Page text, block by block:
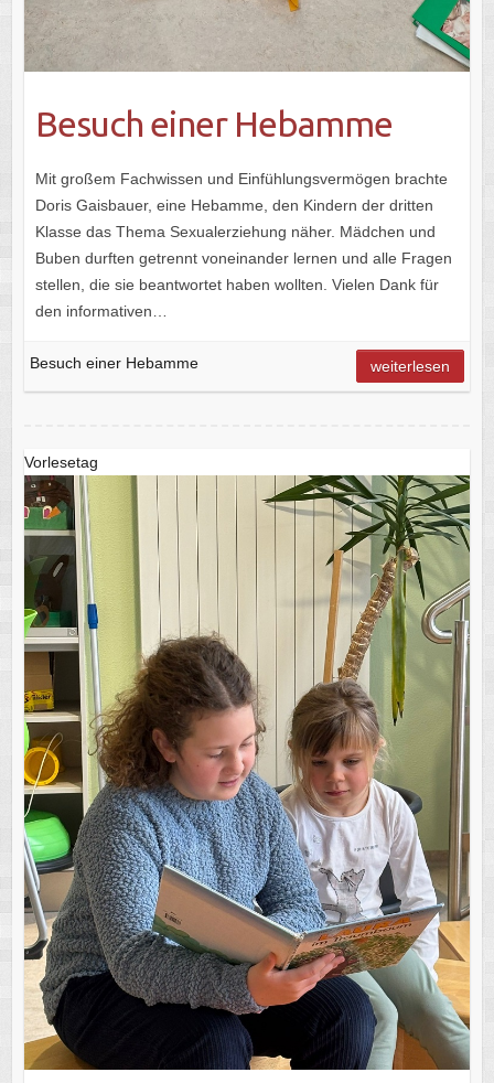
Besuch einer Hebamme
Mit großem Fachwissen und Einfühlungsvermögen brachte
Doris Gaisbauer, eine Hebamme, den Kindern der dritten
Klasse das Thema Sexualerziehung näher. Mädchen und
Buben durften getrennt voneinander lernen und alle Fragen
stellen, die sie beantwortet haben wollten. Vielen Dank für
den informativen…
Besuch einer Hebamme weiterlesen
Vorlesetag